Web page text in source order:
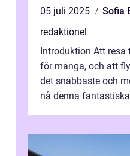
05 juli 2025
Sofia
redaktionel
Introduktion Att resa
för många, och att
det snabbaste och
nå denna